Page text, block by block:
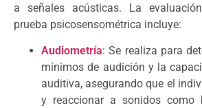
a señales acústicas. La
prueba psicosensométrica incluye:
Audiometría: Se realiza para
mínimos de audición y la
auditiva, asegurando que el
y reaccionar a sonidos como